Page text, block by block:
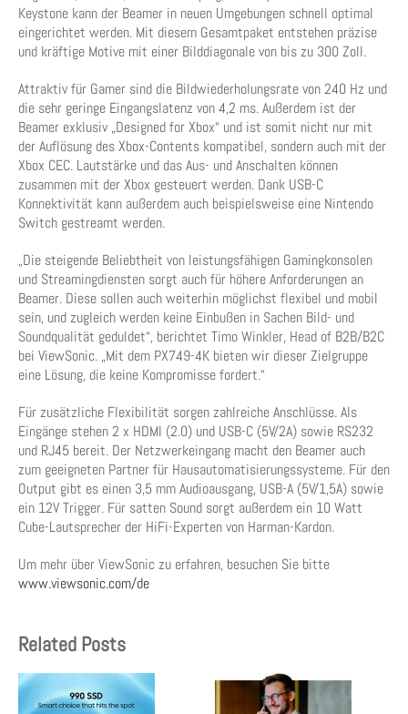
Keystone kann der Beamer in neuen Umgebungen schnell optimal
eingerichtet werden. Mit diesem Gesamtpaket entstehen präzise
und kräftige Motive mit einer Bilddiagonale von bis zu 300 Zoll.
Attraktiv für Gamer sind die Bildwiederholungsrate von 240 Hz und
die sehr geringe Eingangslatenz von 4,2 ms. Außerdem ist der
Beamer exklusiv „Designed for Xbox“ und ist somit nicht nur mit
der Auflösung des Xbox-Contents kompatibel, sondern auch mit der
Xbox CEC. Lautstärke und das Aus- und Anschalten können
zusammen mit der Xbox gesteuert werden. Dank USB-C
Konnektivität kann außerdem auch beispielsweise eine Nintendo
Switch gestreamt werden.
„Die steigende Beliebtheit von leistungsfähigen Gamingkonsolen
und Streamingdiensten sorgt auch für höhere Anforderungen an
Beamer. Diese sollen auch weiterhin möglichst flexibel und mobil
sein, und zugleich werden keine Einbußen in Sachen Bild- und
Soundqualität geduldet“, berichtet Timo Winkler, Head of B2B/B2C
bei ViewSonic. „Mit dem PX749-4K bieten wir dieser Zielgruppe
eine Lösung, die keine Kompromisse fordert.“
Für zusätzliche Flexibilität sorgen zahlreiche Anschlüsse. Als
Eingänge stehen 2 x HDMI (2.0) und USB-C (5V/2A) sowie RS232
und RJ45 bereit. Der Netzwerkeingang macht den Beamer auch
zum geeigneten Partner für Hausautomatisierungssysteme. Für den
Output gibt es einen 3,5 mm Audioausgang, USB-A (5V/1,5A) sowie
ein 12V Trigger. Für satten Sound sorgt außerdem ein 10 Watt
Cube-Lautsprecher der HiFi-Experten von Harman-Kardon.
Um mehr über ViewSonic zu erfahren, besuchen Sie bitte
www.viewsonic.com/de
Related Posts